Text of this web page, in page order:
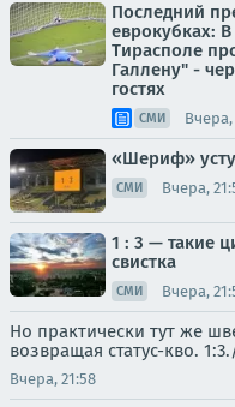
Последний
еврокубках:
Тирасполе
Галлену" -
гостях
СМИ Вчера,
«Шериф»
СМИ Вчера,
1 : 3 — такие
свистка
СМИ Вчера,
Но практически тут же
возвращая статус-кво.
Вчера, 21:58